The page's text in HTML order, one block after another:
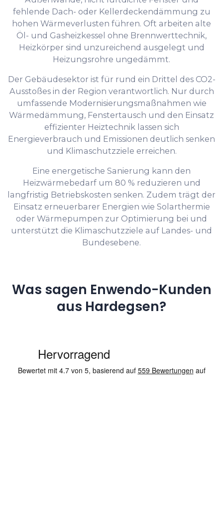
fehlende Dach- oder Kellerdeckendämmung zu
hohen Wärmeverlusten führen. Oft arbeiten alte
Öl- und Gasheizkessel ohne Brennwerttechnik,
Heizkörper sind unzureichend ausgelegt und
Heizungsrohre ungedämmt.
Der Gebäudesektor ist für rund ein Drittel des CO2-
Ausstoßes in der Region verantwortlich. Nur durch
umfassende Modernisierungsmaßnahmen wie
Wärmedämmung, Fenstertausch und den Einsatz
effizienter Heiztechnik lassen sich
Energieverbrauch und Emissionen deutlich senken
und Klimaschutzziele erreichen.
Eine energetische Sanierung kann den
Heizwärmebedarf um 80 % reduzieren und
langfristig Betriebskosten senken. Zudem trägt der
Einsatz erneuerbarer Energien wie Solarthermie
oder Wärmepumpen zur Optimierung bei und
unterstützt die Klimaschutzziele auf Landes- und
Bundesebene.
Was sagen Enwendo-Kunden
aus Hardegsen?